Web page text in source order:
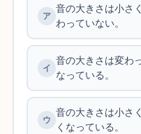
音の大きさは小さ
わっていない。
音の大きさは変わ
なっている。
音の大きさは小さ
くなっている。